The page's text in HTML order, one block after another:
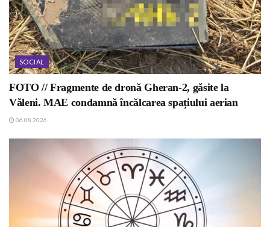
SOCIAL
FOTO // Fragmente de dronă Gheran-2, găsite la
Văleni. MAE condamnă încălcarea spațiului aerian
06.08.2026